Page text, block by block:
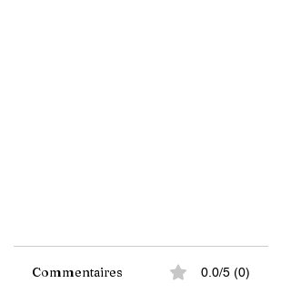
Commentaires 0.0/5 (0)